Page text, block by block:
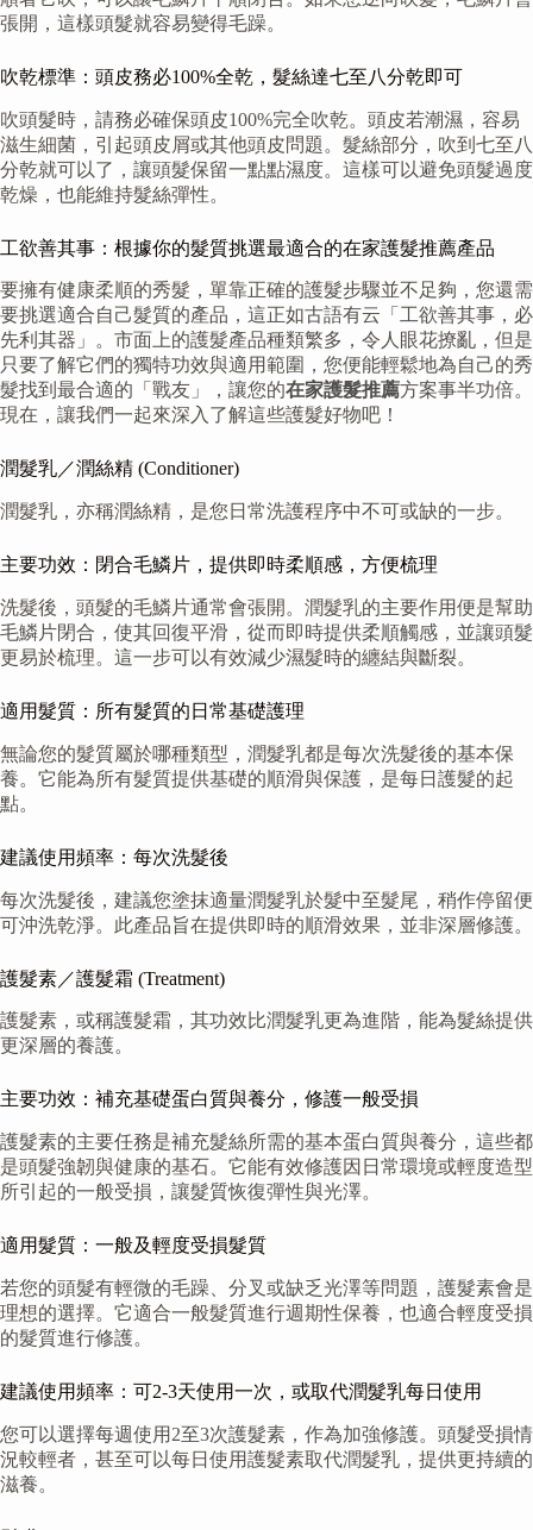
張開，這樣頭髮就容易變得毛躁。
吹乾標準：頭皮務必100%全乾，髮絲達七至八分乾即可
吹頭髮時，請務必確保頭皮100%完全吹乾。頭皮若潮濕，容易
滋生細菌，引起頭皮屑或其他頭皮問題。髮絲部分，吹到七至八
分乾就可以了，讓頭髮保留一點點濕度。這樣可以避免頭髮過度
乾燥，也能維持髮絲彈性。
工欲善其事：根據你的髮質挑選最適合的在家護髮推薦產品
要擁有健康柔順的秀髮，單靠正確的護髮步驟並不足夠，您還需
要挑選適合自己髮質的產品，這正如古語有云「工欲善其事，必
先利其器」。市面上的護髮產品種類繁多，令人眼花撩亂，但是
只要了解它們的獨特功效與適用範圍，您便能輕鬆地為自己的秀
髮找到最合適的「戰友」，讓您的在家護髮推薦方案事半功倍。
現在，讓我們一起來深入了解這些護髮好物吧！
潤髮乳／潤絲精 (Conditioner)
潤髮乳，亦稱潤絲精，是您日常洗護程序中不可或缺的一步。
主要功效：閉合毛鱗片，提供即時柔順感，方便梳理
洗髮後，頭髮的毛鱗片通常會張開。潤髮乳的主要作用便是幫助
毛鱗片閉合，使其回復平滑，從而即時提供柔順觸感，並讓頭髮
更易於梳理。這一步可以有效減少濕髮時的纏結與斷裂。
適用髮質：所有髮質的日常基礎護理
無論您的髮質屬於哪種類型，潤髮乳都是每次洗髮後的基本保
養。它能為所有髮質提供基礎的順滑與保護，是每日護髮的起
點。
建議使用頻率：每次洗髮後
每次洗髮後，建議您塗抹適量潤髮乳於髮中至髮尾，稍作停留便
可沖洗乾淨。此產品旨在提供即時的順滑效果，並非深層修護。
護髮素／護髮霜 (Treatment)
護髮素，或稱護髮霜，其功效比潤髮乳更為進階，能為髮絲提供
更深層的養護。
主要功效：補充基礎蛋白質與養分，修護一般受損
護髮素的主要任務是補充髮絲所需的基本蛋白質與養分，這些都
是頭髮強韌與健康的基石。它能有效修護因日常環境或輕度造型
所引起的一般受損，讓髮質恢復彈性與光澤。
適用髮質：一般及輕度受損髮質
若您的頭髮有輕微的毛躁、分叉或缺乏光澤等問題，護髮素會是
理想的選擇。它適合一般髮質進行週期性保養，也適合輕度受損
的髮質進行修護。
建議使用頻率：可2-3天使用一次，或取代潤髮乳每日使用
您可以選擇每週使用2至3次護髮素，作為加強修護。頭髮受損情
況較輕者，甚至可以每日使用護髮素取代潤髮乳，提供更持續的
滋養。